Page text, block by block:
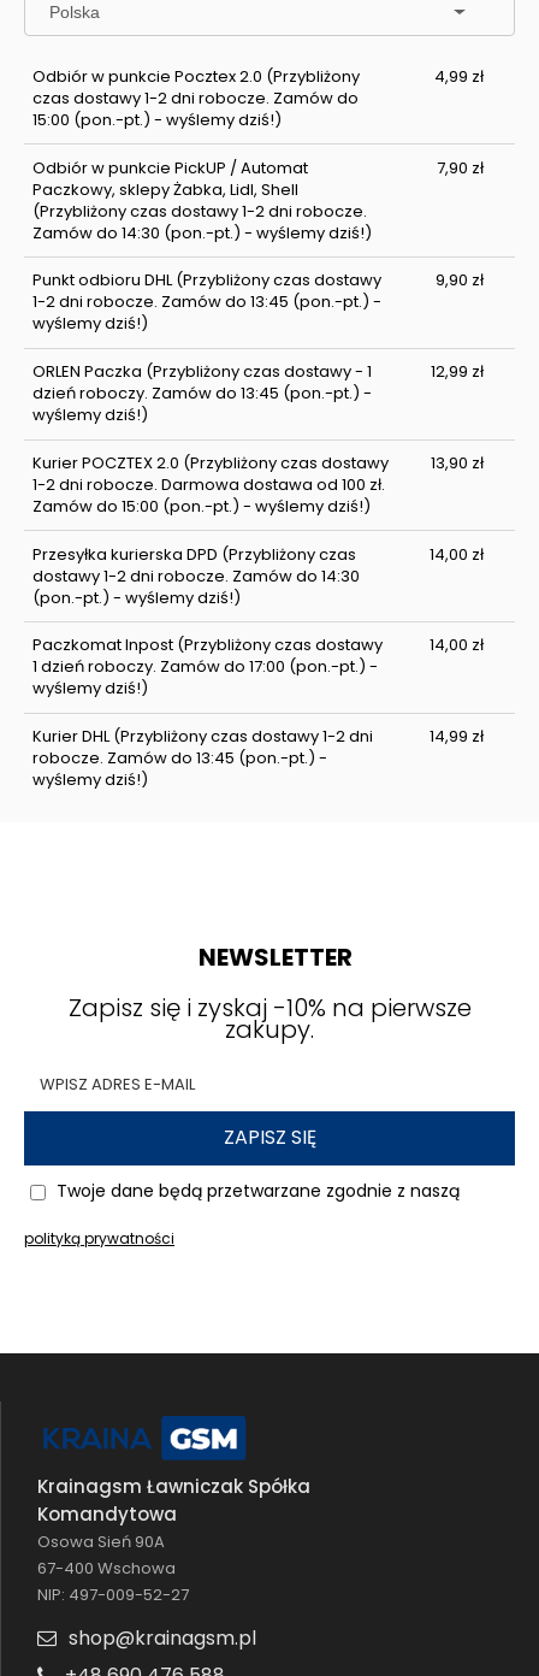
Odbiór w punkcie Pocztex 2.0 (Przybliżony
czas dostawy 1-2 dni robocze. Zamów do
15:00 (pon.-pt.) - wyślemy dziś!)
4,99 zł
Odbiór w punkcie PickUP / Automat
Paczkowy, sklepy Żabka, Lidl, Shell
(Przybliżony czas dostawy 1-2 dni robocze.
Zamów do 14:30 (pon.-pt.) - wyślemy dziś!)
7,90 zł
Punkt odbioru DHL(Przybliżony czas dostawy
1-2 dni robocze. Zamów do 13:45 (pon.-pt.) -
wyślemy dziś!)
9,90 zł
ORLEN Paczka (Przybliżony czas dostawy - 1
dzień roboczy. Zamów do 13:45 (pon.-pt.) -
wyślemy dziś!)
12,99 zł
Kurier POCZTEX 2.0 (Przybliżony czas dostawy
1-2 dni robocze. Darmowa dostawa od 100 zł.
Zamów do 15:00 (pon.-pt.) - wyślemy dziś!)
13,90 zł
Przesyłka kurierska DPD (Przybliżony czas
dostawy 1-2 dni robocze. Zamów do 14:30
(pon.-pt.) - wyślemy dziś!)
14,00 zł
Paczkomat Inpost(Przybliżony czas dostawy
1 dzień roboczy. Zamów do 17:00 (pon.-pt.) -
wyślemy dziś!)
14,00 zł
Kurier DHL(Przybliżony czas dostawy 1-2 dni
robocze. Zamów do 13:45 (pon.-pt.) -
wyślemy dziś!)
14,99 zł
NEWSLETTER
Zapisz się i zyskaj -10% na pierwsze
zakupy.
ZAPISZ SIĘ
Twoje dane będą przetwarzane zgodnie z naszą
polityką prywatności
Krainagsm Ławniczak Spółka
Komandytowa
Osowa Sień 90A
67-400 Wschowa
NIP: 497-009-52-27
shop@krainagsm.pl